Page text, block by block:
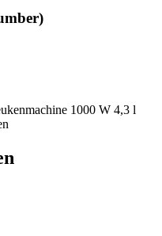
1000 W 4,3 l